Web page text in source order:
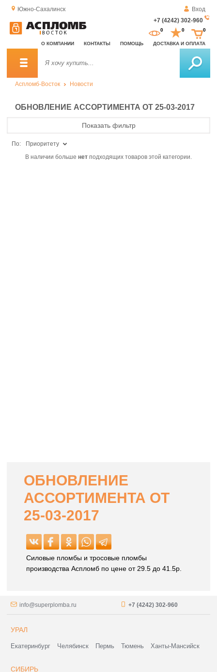
Южно-Сахалинск
Вход
+7 (4242) 302-960
О КОМПАНИИ КОНТАКТЫ ПОМОЩЬ ДОСТАВКА И ОПЛАТА
0 0 0
Аспломб-Восток Новости
ОБНОВЛЕНИЕ АССОРТИМЕНТА ОТ 25-03-2017
Показать фильтр
По:
Приоритету
В наличии больше нет подходящих товаров этой категории.
ОБНОВЛЕНИЕ
АССОРТИМЕНТА ОТ
25-03-2017
Силовые пломбы и тросовые пломбы
производства Аспломб по цене от 29.5 до 41.5р.
info@superplomba.ru +7 (4242) 302-960
УРАЛ
Екатеринбург Челябинск Пермь Тюмень Ханты-Мансийск
СИБИРЬ